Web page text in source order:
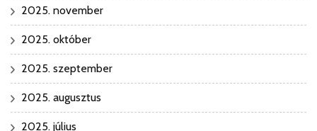
2025. november
2025. október
2025. szeptember
2025. augusztus
2025. július